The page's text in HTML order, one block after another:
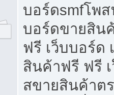
บอร์ดsmfโพ
บอร์ดขายสิน
ฟรี เว็บบอร์ด
สินค้าฟรี ฟรี
สขายสินค้าต